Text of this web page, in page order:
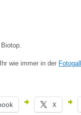
wie immer in der
X